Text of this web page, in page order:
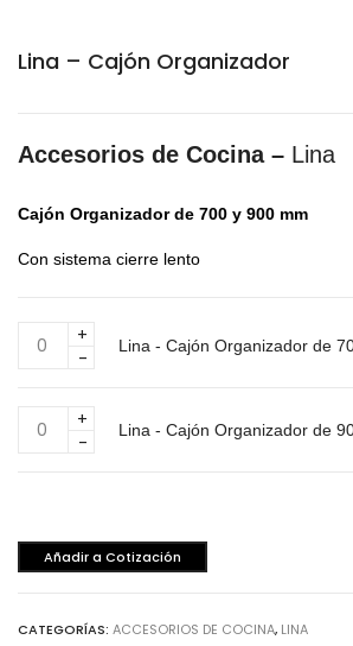
Lina – Cajón Organizador
Accesorios de Cocina – Lina
Cajón Organizador de 700 y 900 mm
Con sistema cierre lento
Lina
de
Lina - Cajón Organizador de
Lina
900
mm
Lina - Cajón Organizador de
Añadir a Cotización
CATEGORÍAS: ACCESORIOS DE COCINA, LINA